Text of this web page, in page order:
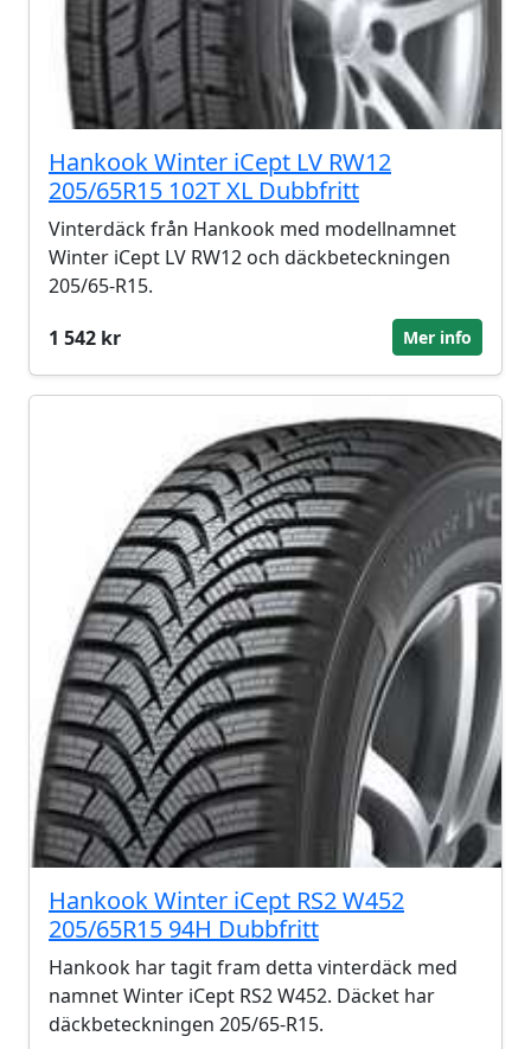
Hankook Winter iCept LV RW12
205/65R15 102T XL Dubbfritt
Vinterdäck från Hankook med modellnamnet
Winter iCept LV RW12 och däckbeteckningen
205/65-R15.
1 542 kr
Mer info
Hankook Winter iCept RS2 W452
205/65R15 94H Dubbfritt
Hankook har tagit fram detta vinterdäck med
namnet Winter iCept RS2 W452. Däcket har
däckbeteckningen 205/65-R15.